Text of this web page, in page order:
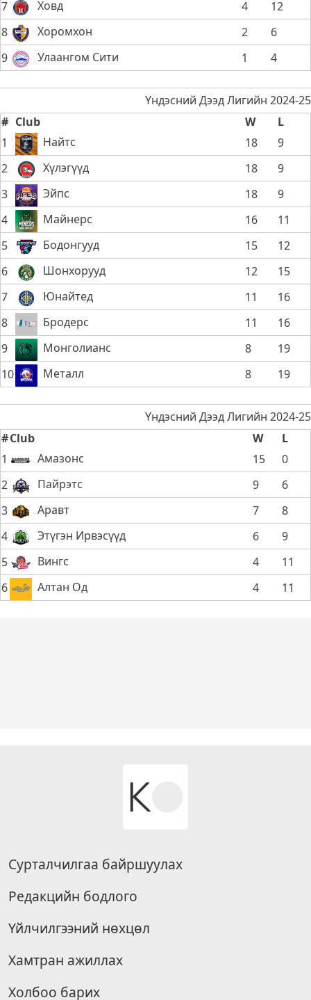
7
Ховд 4
12
8
Хоромхон 2
6
9
Улаангом Сити 1 4
Үндэсний Дээд Лигийн 2024-25
# Club W
L
1
Найтс 18
9
2
Хүлэгүүд 18
9
3
Эйпс 18
9
4
Майнерс 16
11
5
Бодонгууд 15
12
6
Шонхорууд 12
15
7
Юнайтед 11
16
8
Бродерс 11
16
9
Монголианс 8
19
10
Металл 8 19
Үндэсний Дээд Лигийн 2024-25
#Club W
L
1
Амазонс 15
0
2
Пайрэтс 9
6
3
Аравт 7
8
4
Этүгэн Ирвэсүүд 6
9
5
Вингс 4
11
6
Алтан Од 4 11
Сурталчилгаа байршуулах
Редакцийн бодлого
Үйлчилгээний нөхцөл
Хамтран ажиллах
Холбоо барих